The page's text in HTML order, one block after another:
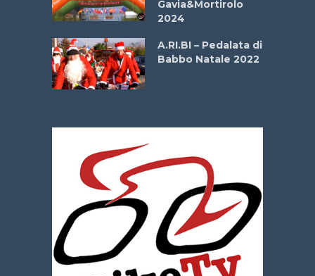
Gavia&Mortirolo
2024
A.RI.BI – Pedalata di
Babbo Natale 2022